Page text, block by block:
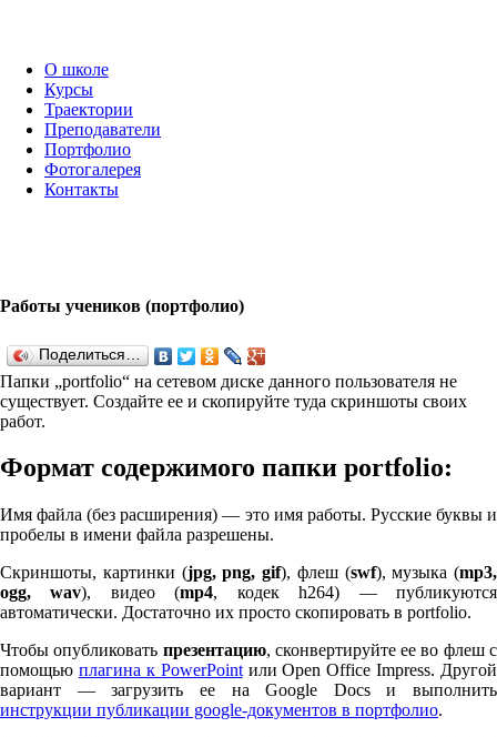
О школе
Курсы
Траектории
Преподаватели
Портфолио
Фотогалерея
Контакты
Работы учеников (портфолио)
Поделиться…
Папки „port­fo­lio“ на сетевом диске данного пользователя не
существует. Создайте ее и скопируйте туда скриншоты своих
работ.
Формат содержимого папки port­fo­lio:
Имя файла (без расширения) — это имя работы. Русские буквы и
пробелы в имени файла разрешены.
Скриншоты, картинки (jpg, png, gif), флеш (swf), музыка (mp3,
ogg, wav), видео (mp4, кодек h264) — публикуются
автоматически. Достаточно их просто скопировать в port­fo­lio.
Чтобы опубликовать презентацию, сконвертируйте ее во флеш с
помощью плагина к Pow­er­Pointили Open Office Impress. Другой
вариант — загрузить ее на Google Docs и выполнить
инструкции публикации google-документов в портфолио.